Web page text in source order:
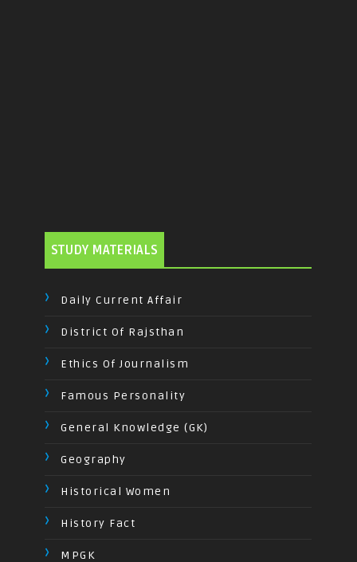
STUDY MATERIALS
Daily Current Affair
District Of Rajsthan
Ethics Of Journalism
Famous Personality
General Knowledge (GK)
Geography
Historical Women
History Fact
MPGK